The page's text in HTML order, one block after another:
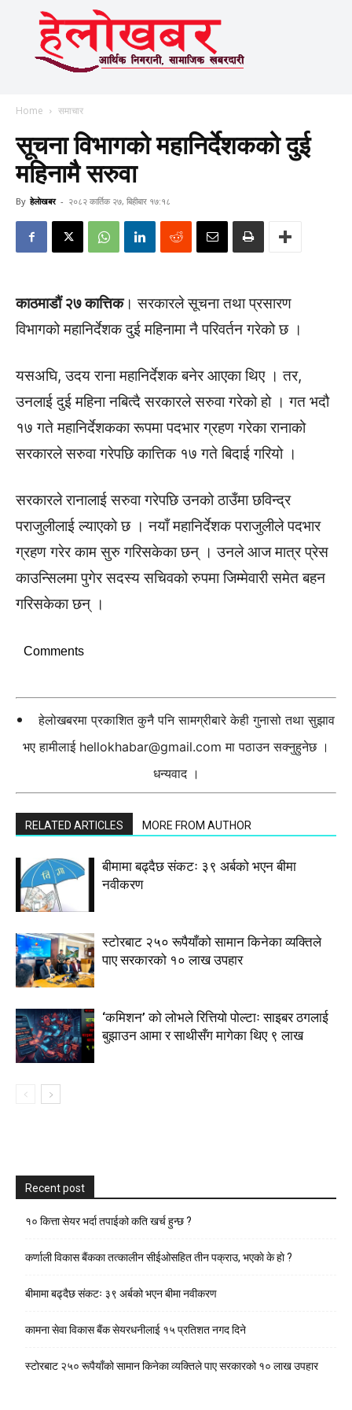
Home समाचार
सूचना विभागको महानिर्देशकको दुई
महिनामै सरुवा
By हेलाेखबर - २०८२ कार्तिक २७, बिहीबार १७:१८
काठमाडौं २७ कात्तिक। सरकारले सूचना तथा प्रसारण
विभागको महानिर्देशक दुई महिनामा नै परिवर्तन गरेको छ ।
यसअघि, उदय राना महानिर्देशक बनेर आएका थिए । तर,
उनलाई दुई महिना नबित्दै सरकारले सरुवा गरेको हो । गत भदौ
१७ गते महानिर्देशकका रूपमा पदभार ग्रहण गरेका रानाको
सरकारले सरुवा गरेपछि कात्तिक १७ गते बिदाई गरियो ।
सरकारले रानालाई सरुवा गरेपछि उनको ठाउँमा छविन्द्र
पराजुलीलाई ल्याएको छ । नयाँ महानिर्देशक पराजुलीले पदभार
ग्रहण गरेर काम सुरु गरिसकेका छन् । उनले आज मात्र प्रेस
काउन्सिलमा पुगेर सदस्य सचिवको रुपमा जिम्मेवारी समेत बहन
गरिसकेका छन् ।
Comments
हेलोखबरमा प्रकाशित कुनै पनि सामग्रीबारे केही गुनासो तथा सुझाव
भए हामीलाई hellokhabar@gmail.com मा पठाउन सक्नुहुनेछ ।
धन्यवाद ।
RELATED ARTICLES MORE FROM AUTHOR
बीमामा बढ्दैछ संकटः ३९ अर्बको भएन बीमा
नवीकरण
स्टाेरबाट २५० रूपैयाँको सामान किनेका व्यक्तिले
पाए सरकारको १० लाख उपहार
‘कमिशन’ को लोभले रित्तियो पोल्टाः साइबर ठगलाई
बुझाउन आमा र साथीसँग मागेका थिए ९ लाख
Recent post
१० कित्ता सेयर भर्दा तपाईको कति खर्च हुन्छ ?
कर्णाली विकास बैंकका तत्कालीन सीईओसहित तीन पक्राउ, भएकाे के हाे ?
बीमामा बढ्दैछ संकटः ३९ अर्बको भएन बीमा नवीकरण
कामना सेवा विकास बैंक सेयरधनीलाई १५ प्रतिशत नगद दिने
स्टाेरबाट २५० रूपैयाँको सामान किनेका व्यक्तिले पाए सरकारको १० लाख उपहार